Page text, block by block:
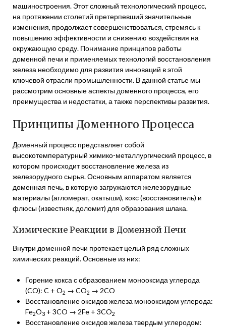
машиностроения. Этот сложный технологический процесс,
на протяжении столетий претерпевший значительные
изменения, продолжает совершенствоваться, стремясь к
повышению эффективности и снижению воздействия на
окружающую среду. Понимание принципов работы
доменной печи и применяемых технологий восстановления
железа необходимо для развития инноваций в этой
ключевой отрасли промышленности. В данной статье мы
рассмотрим основные аспекты доменного процесса, его
преимущества и недостатки, а также перспективы развития.
Принципы Доменного Процесса
Доменный процесс представляет собой
высокотемпературный химико-металлургический процесс, в
котором происходит восстановление железа из
железорудного сырья. Основным аппаратом является
доменная печь, в которую загружаются железорудные
материалы (агломерат, окатыши), кокс (восстановитель) и
флюсы (известняк, доломит) для образования шлака.
Химические Реакции в Доменной Печи
Внутри доменной печи протекает целый ряд сложных
химических реакций. Основные из них:
Горение кокса с образованием монооксида углерода
(CO): C + O2 → CO2 → 2CO
Восстановление оксидов железа монооксидом углерода:
Fe2O3 + 3CO → 2Fe + 3CO2
Восстановление оксидов железа твердым углеродом: